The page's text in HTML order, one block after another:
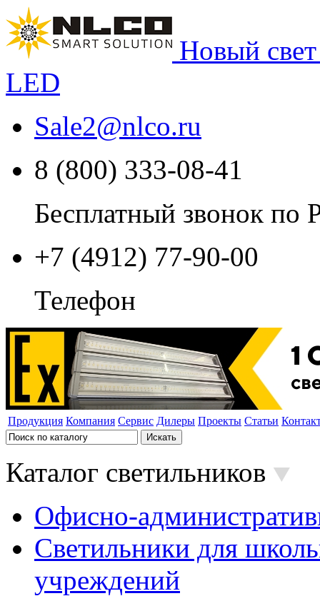
Новый
LED
Sale2@nlco.ru
8 (800) 333-08-41
Бесплатный звонок по
+7 (4912) 77-90-00
Телефон
Продукция Компания Сервис Дилеры Проекты Статьи
Каталог светильников
Офисно-
Светильники для
учреждений